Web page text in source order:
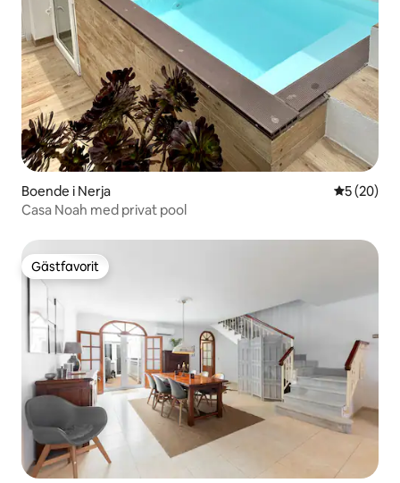
Boende i Nerja 5 av 5 i
5 (20)
Casa Noah med privat pool
Gästfavorit
Gästfavorit